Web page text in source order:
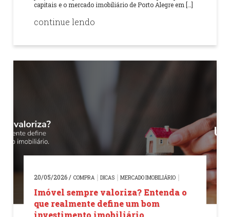
capitais e o mercado imobiliário de Porto Alegre em […]
continue lendo
20/05/2026 / COMPRA DICAS MERCADO IMOBILIÁRIO
Imóvel sempre valoriza? Entenda o
que realmente define um bom
investimento imobiliário